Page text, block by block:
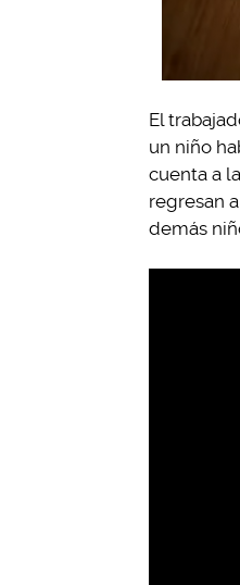
El
un niño
cuenta a
regresan
demás